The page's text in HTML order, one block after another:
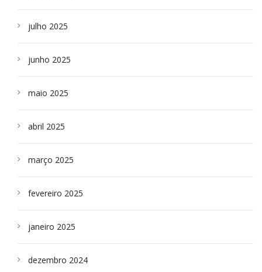
julho 2025
junho 2025
maio 2025
abril 2025
março 2025
fevereiro 2025
janeiro 2025
dezembro 2024